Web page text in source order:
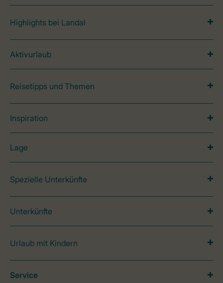
Highlights bei Landal
Aktivurlaub
Reisetipps und Themen
Inspiration
Lage
Spezielle Unterkünfte
Unterkünfte
Urlaub mit Kindern
Service